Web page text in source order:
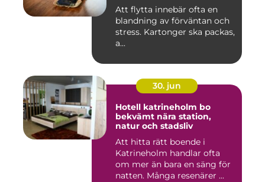
Att flytta innebär ofta en
blandning av förväntan och
stress. Kartonger ska packas,
a...
30. jun
Hotell katrineholm bo
bekvämt nära station,
natur och stadsliv
Att hitta rätt boende i
Katrineholm handlar ofta
om mer än bara en säng för
natten. Många resenärer ...